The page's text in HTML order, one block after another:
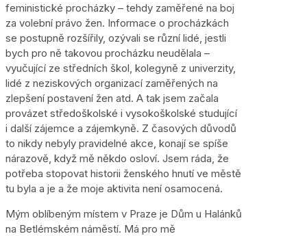
feministické procházky – tehdy zaměřené na boj
za volební právo žen. Informace o procházkách
se postupně rozšířily, ozývali se různí lidé, jestli
bych pro ně takovou procházku neudělala –
vyučující ze středních škol, kolegyně z univerzity,
lidé z neziskových organizací zaměřených na
zlepšení postavení žen atd. A tak jsem začala
provázet středoškolské i vysokoškolské studující
i další zájemce a zájemkyně. Z časových důvodů
to nikdy nebyly pravidelné akce, konají se spíše
nárazově, když mě někdo osloví. Jsem ráda, že
potřeba stopovat historii ženského hnutí ve městě
tu byla a je a že moje aktivita není osamocená.
Mým oblíbeným místem v Praze je Dům u Halánků
na Betlémském náměstí. Má pro mě